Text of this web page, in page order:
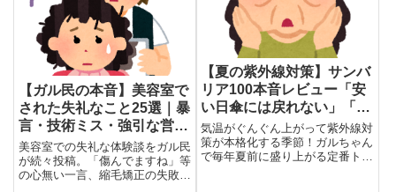
チェック。
【ガル民の本音】美容室で
された失礼なこと25選｜暴
言・技術ミス・強引な営業
まとめ
美容室での失礼な体験談をガル民
が続々投稿。「傷んでますね」等
の心無い一言、縮毛矯正の失敗、
【夏の紫外線対策】サンバ
リア100本音レビュー「安
い日傘には戻れない」「10
年使えた」
気温がぐんぐん上がって紫外線対
策が本格化する季節！ガルちゃん
で毎年夏前に盛り上がる定番トピ